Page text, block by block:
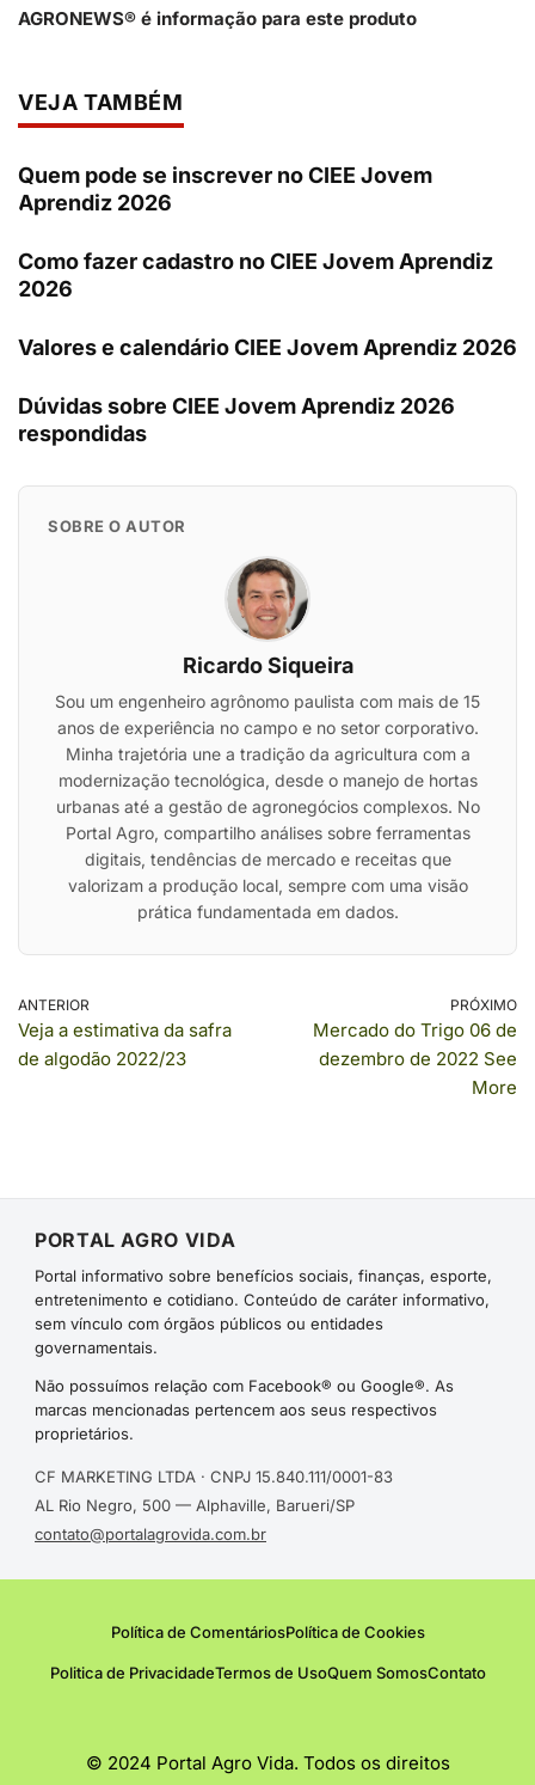
AGRONEWS® é informação para este produto
VEJA TAMBÉM
Quem pode se inscrever no CIEE Jovem
Aprendiz 2026
Como fazer cadastro no CIEE Jovem Aprendiz
2026
Valores e calendário CIEE Jovem Aprendiz 2026
Dúvidas sobre CIEE Jovem Aprendiz 2026
respondidas
SOBRE O AUTOR
Ricardo Siqueira
Sou um engenheiro agrônomo paulista com mais de 15
anos de experiência no campo e no setor corporativo.
Minha trajetória une a tradição da agricultura com a
modernização tecnológica, desde o manejo de hortas
urbanas até a gestão de agronegócios complexos. No
Portal Agro, compartilho análises sobre ferramentas
digitais, tendências de mercado e receitas que
valorizam a produção local, sempre com uma visão
prática fundamentada em dados.
ANTERIOR
Veja a estimativa da safra
de algodão 2022/23
PRÓXIMO
Mercado do Trigo 06 de
dezembro de 2022 See
More
PORTAL AGRO VIDA
Portal informativo sobre benefícios sociais, finanças, esporte,
entretenimento e cotidiano. Conteúdo de caráter informativo,
sem vínculo com órgãos públicos ou entidades
governamentais.
Não possuímos relação com Facebook® ou Google®. As
marcas mencionadas pertencem aos seus respectivos
proprietários.
CF MARKETING LTDA · CNPJ 15.840.111/0001-83
AL Rio Negro, 500 — Alphaville, Barueri/SP
contato@portalagrovida.com.br
Política de ComentáriosPolítica de Cookies
Politica de PrivacidadeTermos de UsoQuem SomosContato
© 2024 Portal Agro Vida. Todos os direitos